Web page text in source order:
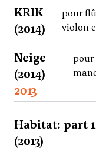
KRIK
(2014)
pour
violon
Neige
(2014)
pour
2013
Habitat: part
(2013)